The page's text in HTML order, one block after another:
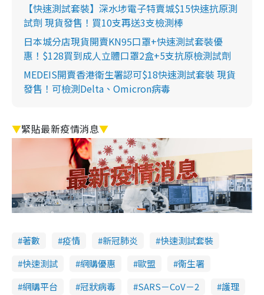
【快速測試套裝】深水埗電子特賣城$15快速抗原測
試劑 現貨發售！買10支再送3支檢測棒
日本城分店現貨開賣KN95口罩+快速測試套裝優
惠！$128買到成人立體口罩2盒+5支抗原檢測試劑
MEDEIS開賣香港衛生署認可$18快速測試套裝 現貨
發售！可檢測Delta、Omicron病毒
▼緊貼最新疫情消息▼
著數 疫情 新冠肺炎
快速測試套裝
快速測試
網購優惠 歐盟
衞生署
網購平台
冠狀病毒 SARS－CoV－2 護理